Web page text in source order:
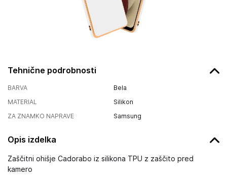
Tehnične podrobnosti
BARVA
Bela
MATERIAL
Silikon
ZA ZNAMKO NAPRAVE
Samsung
Opis izdelka
Zaščitni ohišje Cadorabo iz silikona TPU z zaščito pred
kamero